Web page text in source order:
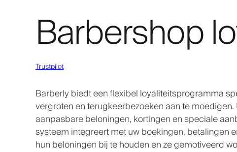
Barbershop
Trustpilot
Barberly biedt een flexibel loyaliteitsprogramma
vergroten en terugkeerbezoeken aan te
aanpasbare beloningen, kortingen en speciale
systeem integreert met uw boekingen, betalingen
hun beloningen bij te houden en ze gemotiveerd